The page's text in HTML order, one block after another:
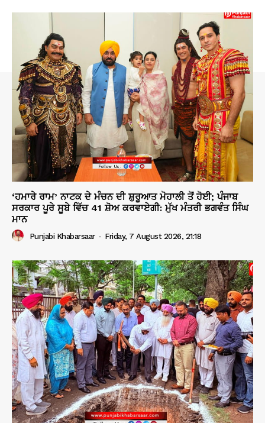
‘ਹਮਾਰੇ ਰਾਮ’ ਨਾਟਕ ਦੇ ਮੰਚਨ ਦੀ ਸ਼ੁਰੂਆਤ ਮੋਹਾਲੀ ਤੋਂ ਹੋਈ; ਪੰਜਾਬ
ਸਰਕਾਰ ਪੂਰੇ ਸੂਬੇ ਵਿੱਚ 41 ਸ਼ੋਅ ਕਰਵਾਏਗੀ: ਮੁੱਖ ਮੰਤਰੀ ਭਗਵੰਤ ਸਿੰਘ
ਮਾਨ
Punjabi Khabarsaar - Friday, 7 August 2026, 21:18